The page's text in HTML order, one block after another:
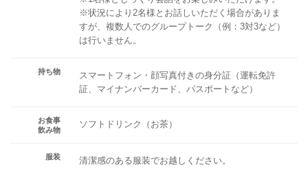
※状況により2名様とお話しいただく場合がありま
すが、複数人でのグループトーク（例：3対3など）
は行いません。
持ち物
スマートフォン・顔写真付きの身分証（運転免許
証、マイナンバーカード、パスポートなど）
お食事
飲み物
ソフトドリンク（お茶）
服装 清潔感のある服装でお越しください。